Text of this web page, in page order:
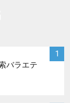
1
バラエテ